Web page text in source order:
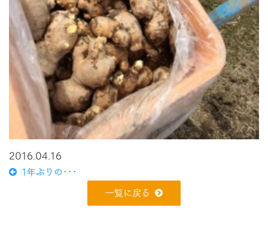
2016.04.16
1年ぶりの･･･
一覧に戻る